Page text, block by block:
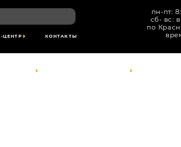
пн-пт: 8:00-18:00
сб- вс: выходной
по Красноярскому